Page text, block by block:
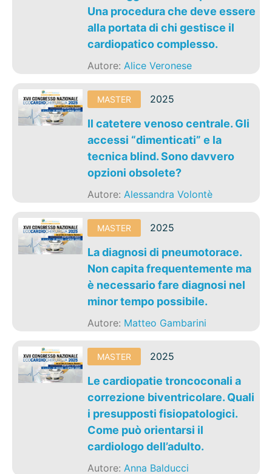
Una procedura che deve essere
alla portata di chi gestisce il
cardiopatico complesso.
Autore:Alice Veronese
MASTER 2025
Il catetere venoso centrale. Gli
accessi “dimenticati” e la
tecnica blind. Sono davvero
opzioni obsolete?
Autore:Alessandra Volontè
MASTER 2025
La diagnosi di pneumotorace.
Non capita frequentemente ma
è necessario fare diagnosi nel
minor tempo possibile.
Autore: Matteo Gambarini
MASTER 2025
Le cardiopatie troncoconali a
correzione biventricolare. Quali
i presupposti fisiopatologici.
Come può orientarsi il
cardiologo dell’adulto.
Autore:Anna Balducci